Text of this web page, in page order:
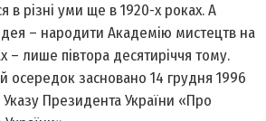
в різні уми ще в 1920-х роках. А
– народити Академію мистецтв на
– лише півтора десятиріччя тому.
осередок засновано 14 грудня 1996
Президента України «Про